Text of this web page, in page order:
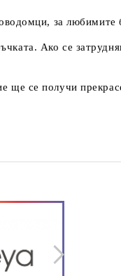
за любимите
Ако се
ще се получи